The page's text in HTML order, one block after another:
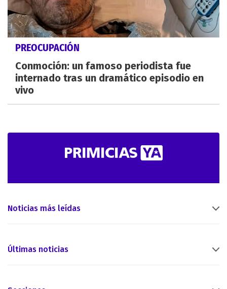
PREOCUPACIÓN
Conmoción: un famoso periodista fue
internado tras un dramático episodio en
vivo
Noticias más leídas
Últimas noticias